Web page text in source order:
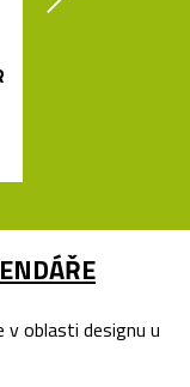
v oblasti designu u